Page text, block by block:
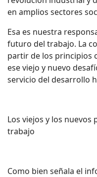
en amplios sectores
Esa es nuestra
futuro del trabajo. La
partir de los principios
ese viejo y nuevo
servicio del desarrollo
Los viejos y los
trabajo
Como bien señala el